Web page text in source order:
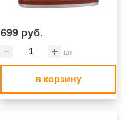
699 руб.
шт
в корзину